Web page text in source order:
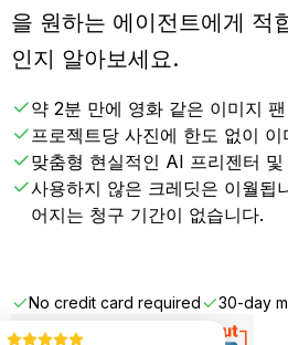
을 원하는 에이전트에게 적
인지 알아보세요.
약 2분 만에 영화 같은 이미지
프로젝트당 사진에 한도 없이 이
맞춤형 현실적인 AI 프리젠터
사용하지 않은 크레딧은 이월됩
어지는 청구 기간이 없습니다.
No credit card required 30-day